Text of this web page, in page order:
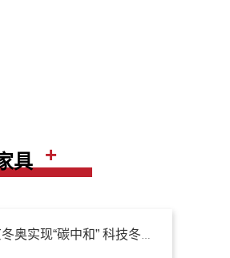
具 +
奥实现“碳中和” 科技冬奥